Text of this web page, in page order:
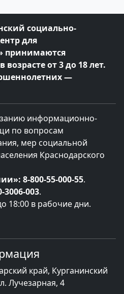
социально-
для
принимаются
от 3 до 18 лет.
—
информационно-
по вопросам
мер социальной
Краснодарского
8-800-55-000-55.
3006-003.
18:00 в рабочие дни.
край, Курганинский
Лучезарная, 4